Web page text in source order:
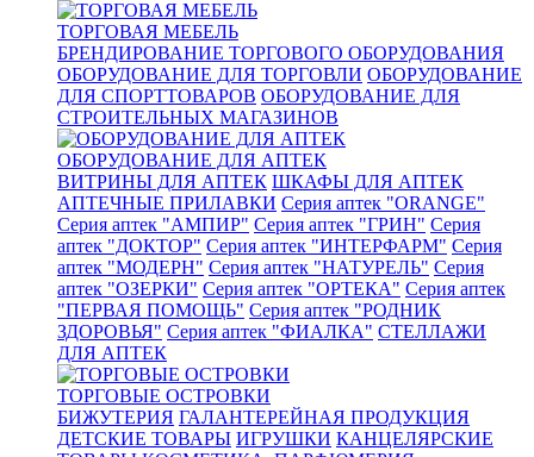
ТОРГОВАЯ МЕБЕЛЬ
БРЕНДИРОВАНИЕ ТОРГОВОГО ОБОРУДОВАНИЯ
ОБОРУДОВАНИЕ ДЛЯ ТОРГОВЛИ ОБОРУДОВАНИЕ
ДЛЯ СПОРТТОВАРОВ ОБОРУДОВАНИЕ ДЛЯ
СТРОИТЕЛЬНЫХ МАГАЗИНОВ
ОБОРУДОВАНИЕ ДЛЯ АПТЕК
ВИТРИНЫ ДЛЯ АПТЕК ШКАФЫ ДЛЯ АПТЕК
АПТЕЧНЫЕ ПРИЛАВКИ Серия аптек "ORANGE"
Серия аптек "АМПИР" Серия аптек "ГРИН" Серия
аптек "ДОКТОР" Серия аптек "ИНТЕРФАРМ" Серия
аптек "МОДЕРН" Серия аптек "НАТУРЕЛЬ" Серия
аптек "ОЗЕРКИ" Серия аптек "ОРТЕКА" Серия аптек
"ПЕРВАЯ ПОМОЩЬ" Серия аптек "РОДНИК
ЗДОРОВЬЯ" Серия аптек "ФИАЛКА" СТЕЛЛАЖИ
ДЛЯ АПТЕК
ТОРГОВЫЕ ОСТРОВКИ
БИЖУТЕРИЯ ГАЛАНТЕРЕЙНАЯ ПРОДУКЦИЯ
ДЕТСКИЕ ТОВАРЫ ИГРУШКИ КАНЦЕЛЯРСКИЕ